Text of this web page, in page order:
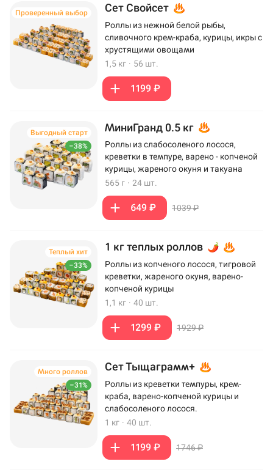
Проверенный выбор Сет Свойсет
Роллы из нежной белой рыбы,
сливочного крем-краба, курицы, икры с
хрустящими овощами
1,5 кг · 56 шт.
1199 ₽
–38%
Выгодный старт МиниГранд 0.5 кг
Роллы из слабосоленого лосося,
креветки в темпуре, варено - копченой
курицы, жареного окуня и такуана
565 г · 24 шт.
649 ₽ 1039 ₽
–33%
Теплый хит 1 кг теплых роллов
Роллы из копченого лосося, тигровой
креветки, жареного окуня, варено-
копченой курицы
1,1 кг · 40 шт.
1299 ₽ 1929 ₽
–31%
Много роллов Сет Тыщаграмм+
Роллы из креветки темпуры, крем-
краба, варено-копченой курицы и
слабосоленого лосося.
1 кг · 40 шт.
1199 ₽ 1746 ₽